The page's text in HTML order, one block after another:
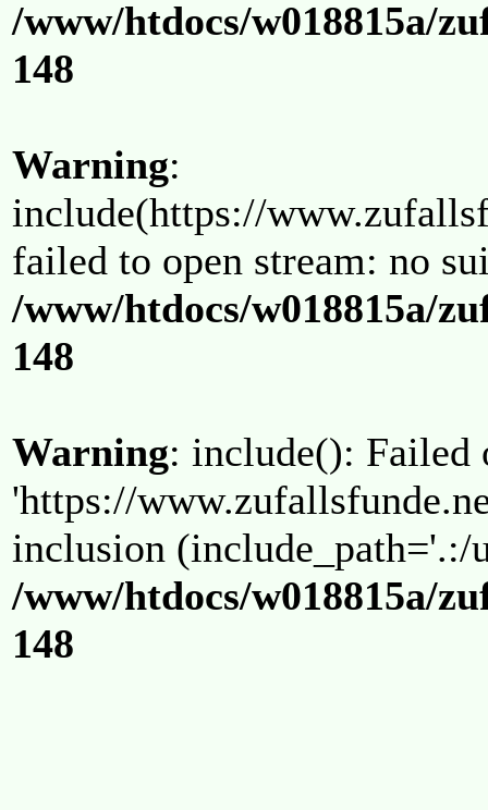
/www/htdocs/w018815a/
148
Warning:
include(https://
failed to open stream: no
/www/htdocs/w018815a/
148
Warning: include(): Failed
'https://
inclusion (include_path='.:/
/www/htdocs/w018815a/
148